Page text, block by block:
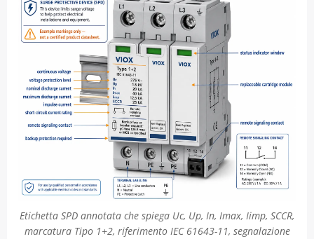
Etichetta SPD annotata che spiega Uc, Up, In, Imax, Iimp, SCCR,
marcatura Tipo 1+2, riferimento IEC 61643-11, segnalazione